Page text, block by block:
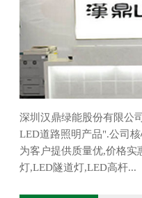
深圳汉鼎绿能股份有限公
LED道路照明产品".公司
为客户提供质量优,价格实
灯,LED隧道灯,LED高杆...